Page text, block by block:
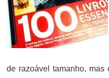
de razoável tamanho,